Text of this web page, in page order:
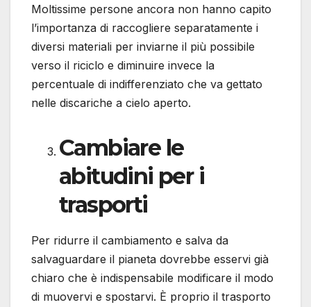
Moltissime persone ancora non hanno capito
l’importanza di raccogliere separatamente i
diversi materiali per inviarne il più possibile
verso il riciclo e diminuire invece la
percentuale di indifferenziato che va gettato
nelle discariche a cielo aperto.
Cambiare le
abitudini per i
trasporti
Per ridurre il cambiamento e salva da
salvaguardare il pianeta dovrebbe esservi già
chiaro che è indispensabile modificare il modo
di muovervi e spostarvi. È proprio il trasporto